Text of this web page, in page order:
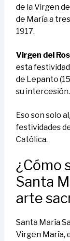
de la Virgen
de María a
1917.
Virgen del
esta
de Lepanto
su intercesión.
Eso son solo
festividades
Católica.
¿Cómo
Santa
arte
Santa María
Virgen María,